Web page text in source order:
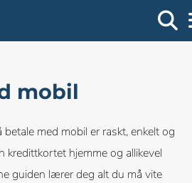
mobil
med mobil er raskt, enkelt og
kredittkortet hjemme og allikevel
guiden lærer deg alt du må vite